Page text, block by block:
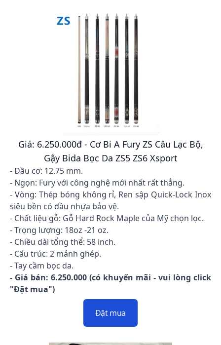
Giá: 6.250.000đ - Cơ Bi A Fury ZS Câu Lạc Bộ,
Gậy Bida Bọc Da ZS5 ZS6 Xsport
- Đầu cơ: 12.75 mm.
- Ngọn: Fury với công nghệ mới nhất rất thẳng.
- Vòng: Thép bóng không rỉ, Ren sập Quick-Lock Inox
siêu bền có đầu nhựa bảo vệ.
- Chất liệu gỗ: Gỗ Hard Rock Maple của Mỹ chọn lọc.
- Trọng lượng: 18oz -21 oz.
- Chiều dài tổng thể: 58 inch.
- Cấu trúc: 2 mảnh ghép.
- Tay cầm bọc da.
- Giá bán: 6.250.000 (có khuyến mãi - vui lòng click
"Đặt mua")
Đặt mua